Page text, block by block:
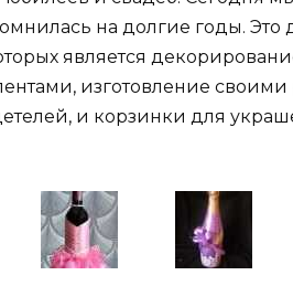
на долгие годы.
является
изготовление
и корзинки для